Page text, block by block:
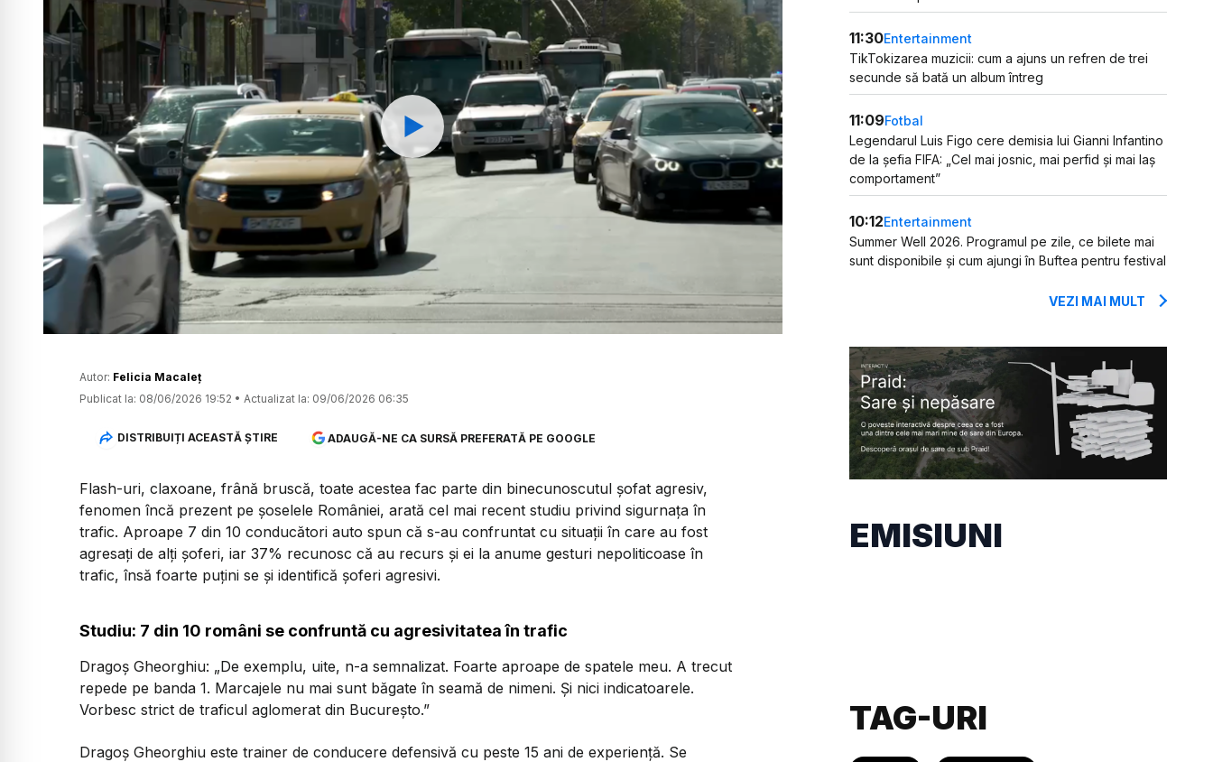
Watch
Autor: Felicia Macaleț
Publicat la: 08/06/2026 19:52 • Actualizat la: 09/06/2026 06:35
DISTRIBUIȚI ACEASTĂ ȘTIRE ADAUGĂ-NE CA SURSĂ PREFERATĂ PE GOOGLE
Flash-uri, claxoane, frână bruscă, toate acestea fac parte din binecunoscutul șofat agresiv,
fenomen încă prezent pe șoselele României, arată cel mai recent studiu privind sigurnața în
trafic. Aproape 7 din 10 conducători auto spun că s-au confruntat cu situații în care au fost
agresați de alți șoferi, iar 37% recunosc că au recurs și ei la anume gesturi nepoliticoase în
trafic, însă foarte puțini se și identifică șoferi agresivi.
Studiu: 7 din 10 români se confruntă cu agresivitatea în trafic
Dragoș Gheorghiu: „De exemplu, uite, n-a semnalizat. Foarte aproape de spatele meu. A trecut
repede pe banda 1. Marcajele nu mai sunt băgate în seamă de nimeni. Și nici indicatoarele.
Vorbesc strict de traficul aglomerat din Bucureșto.”
Dragoș Gheorghiu este trainer de conducere defensivă cu peste 15 ani de experiență. Se
11:30Entertainment
TikTokizarea muzicii: cum a ajuns un refren de trei
secunde să bată un album întreg
11:09Fotbal
Legendarul Luis Figo cere demisia lui Gianni Infantino
de la șefia FIFA: „Cel mai josnic, mai perfid și mai laș
comportament”
10:12Entertainment
Summer Well 2026. Programul pe zile, ce bilete mai
sunt disponibile și cum ajungi în Buftea pentru festival
VEZI MAI MULT
EMISIUNI
TAG-URI